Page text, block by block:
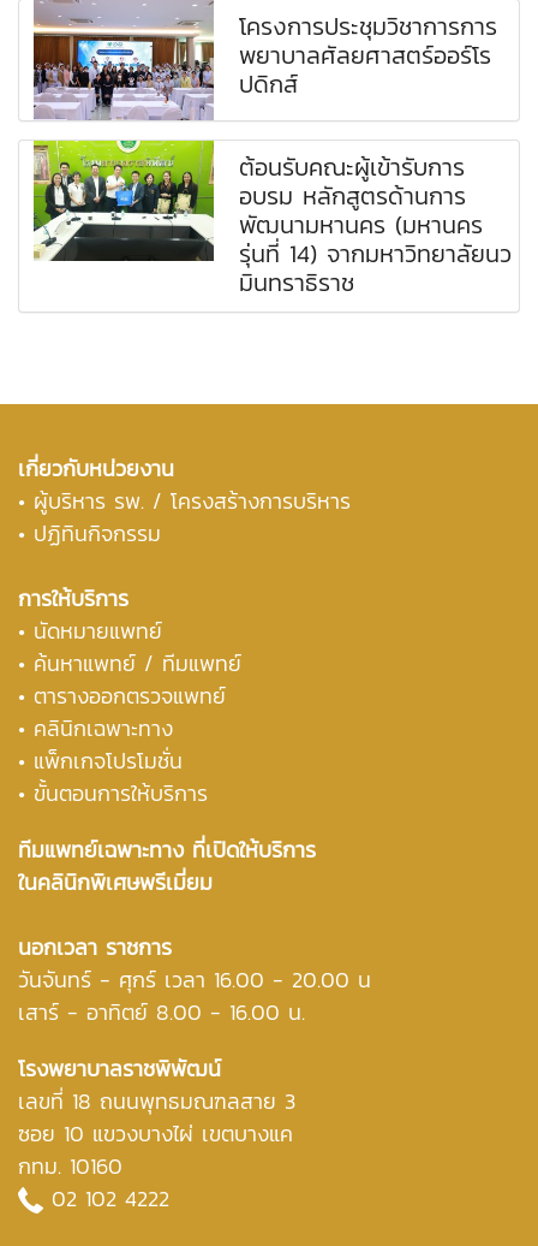
โครงการประชุมวิชาการการ
พยาบาลศัลยศาสตร์ออร์โร
ปดิกส์
ต้อนรับคณะผู้เข้ารับการ
อบรม หลักสูตรด้านการ
พัฒนามหานคร (มหานคร
รุ่นที่ 14) จากมหาวิทยาลัยนว
มินทราธิราช
เกี่ยวกับหน่วยงาน
• ผู้บริหาร รพ. / โครงสร้างการบริหาร
• ปฏิทินกิจกรรม
การให้บริการ
• นัดหมายแพทย์
• ค้นหาแพทย์ / ทีมแพทย์
• ตารางออกตรวจแพทย์
• คลินิกเฉพาะทาง
• แพ็กเกจโปรโมชั่น
• ขั้นตอนการให้บริการ
ทีมแพทย์เฉพาะทาง ที่เปิดให้บริการ
ในคลินิกพิเศษพรีเมี่ยม
นอกเวลา ราชการ
วันจันทร์ - ศุกร์ เวลา 16.00 - 20.00 น
เสาร์ - อาทิตย์ 8.00 - 16.00 น.
โรงพยาบาลราชพิพัฒน์
เลขที่ 18 ถนนพุทธมณฑลสาย 3
ซอย 10 แขวงบางไผ่ เขตบางแค
กทม. 10160
02 102 4222